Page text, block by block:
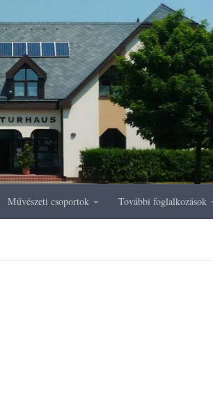
Művészeti csoportok További foglalkozások